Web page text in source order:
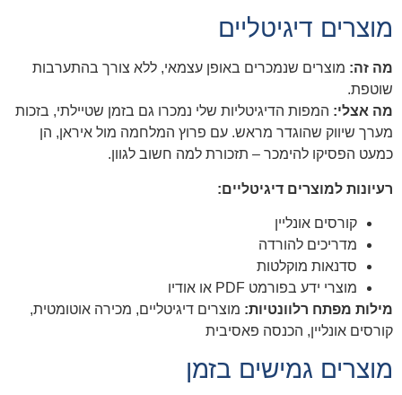
מוצרים דיגיטליים
מה זה: מוצרים שנמכרים באופן עצמאי, ללא צורך בהתערבות
שוטפת.
מה אצלי: המפות הדיגיטליות שלי נמכרו גם בזמן שטיילתי, בזכות
מערך שיווק שהוגדר מראש. עם פרוץ המלחמה מול איראן, הן
כמעט הפסיקו להימכר – תזכורת למה חשוב לגוון.
רעיונות למוצרים דיגיטליים:
קורסים אונליין
מדריכים להורדה
סדנאות מוקלטות
מוצרי ידע בפורמט PDF או אודיו
מילות מפתח רלוונטיות: מוצרים דיגיטליים, מכירה אוטומטית,
קורסים אונליין, הכנסה פאסיבית
מוצרים גמישים בזמן